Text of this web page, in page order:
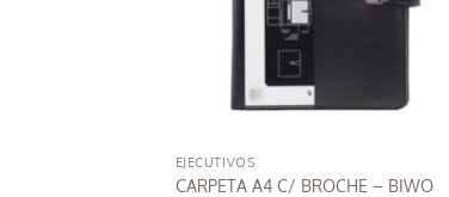
EJECUTIVOS
CARPETA A4 C/ BROCHE – BIWO